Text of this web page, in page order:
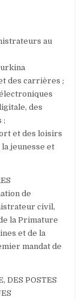
au
des carrières ;
des
;
et des loisirs
jeunesse et
de
civil,
la Primature
et de la
mandat de
DES POSTES